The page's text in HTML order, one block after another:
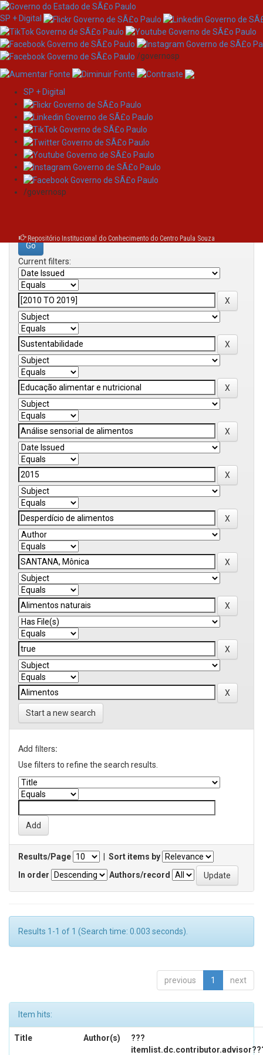
Skip
navigation
SP + Digital
/governosp
SP + Digital
/governosp
Repositório Institucional do Conhecimento do Centro Paula Souza
Search
Search:
Current filters:
Start a new search
Add filters:
Use filters to refine the search results.
Results/Page
Sort items by
In order
Authors/record
Results 1-1 of 1 (Search time: 0.003 seconds).
previous 1 next
Item hits:
Title Author(s)
???